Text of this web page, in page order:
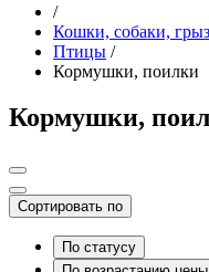
/
Кошки, собаки,
Птицы /
Кормушки, поилки
Кормушки,
Сортировать по
По статусу